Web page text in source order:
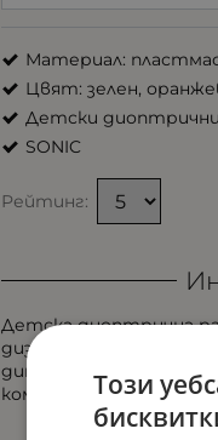
Материал:
Цвят: зелен,
Детски
SONIC
Рейтинг:
Детска диоптрична
дизайн и лека
динамичното
компромис сТози